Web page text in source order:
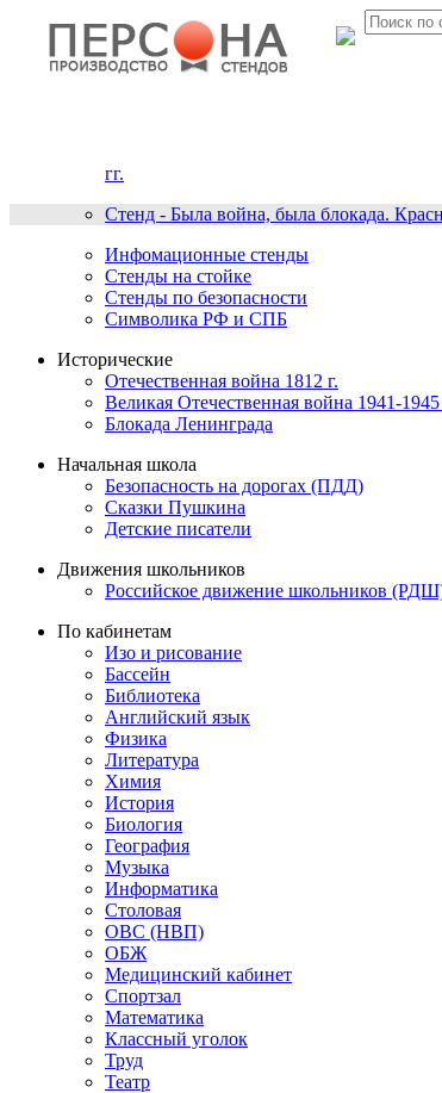
гг.
Стенд - Была война, была блокада.
Инфомационные стенды
Стенды на стойке
Стенды по безопасности
Символика РФ и СПБ
Исторические
Отечественная война 1812 г.
Великая Отечественная война 1941-1945
Блокада Ленинграда
Начальная школа
Безопасность на дорогах (ПДД)
Сказки Пушкина
Детские писатели
Движения школьников
Российское движение школьников
По кабинетам
Изо и рисование
Бассейн
Библиотека
Английский язык
Физика
Литература
Химия
История
Биология
География
Музыка
Информатика
Столовая
ОВС (НВП)
ОБЖ
Медицинский кабинет
Спортзал
Математика
Классный уголок
Труд
Театр